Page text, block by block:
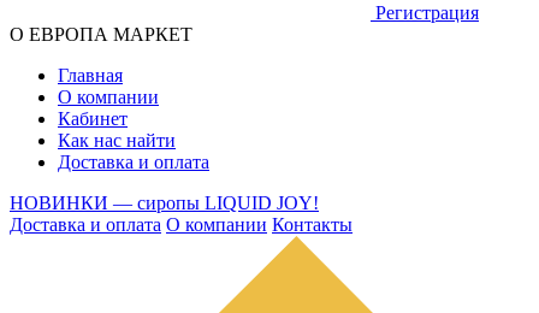
Регистрация
О ЕВРОПА МАРКЕТ
Главная
О компании
Кабинет
Как нас найти
Доставка и оплата
НОВИНКИ — сиропы LIQUID JOY!
Доставка и оплата О компании Контакты